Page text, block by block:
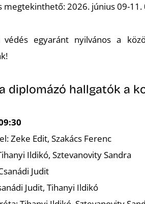
megtekinthető: 2026. június 09-11.
egyaránt nyilvános a
diplomázó hallgatók a
Zeke Edit, Szakács Ferenc
Ildikó, Sztevanovity Sandra
Judit
Judit, Tihanyi Ildikó